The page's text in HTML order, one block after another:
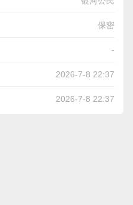
保密
-
2026-7-8 22:37
2026-7-8 22:37